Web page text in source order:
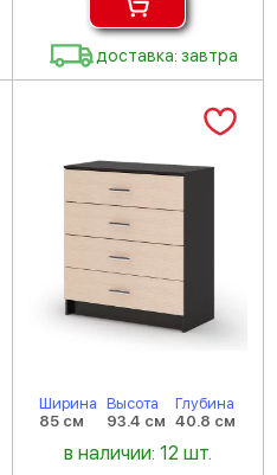
доставка: завтра
Ширина
85 см
Высота
93.4 см
Глубина
40.8 см
в наличии: 12 шт.